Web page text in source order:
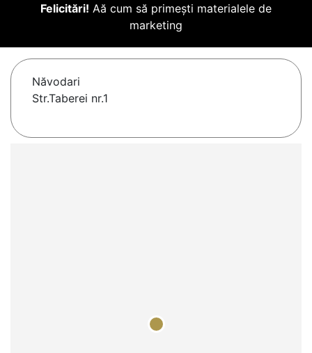
Felicitări! Aă cum să primești materialele de
marketing
Năvodari
Str.Taberei nr.1